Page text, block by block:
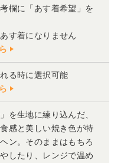
欄に「あす着希望」を
す着になりません
れる時に選択可能
を生地に練り込んだ、
感と美しい焼き色が特
ン。そのままはもちろ
したり、レンジで温め